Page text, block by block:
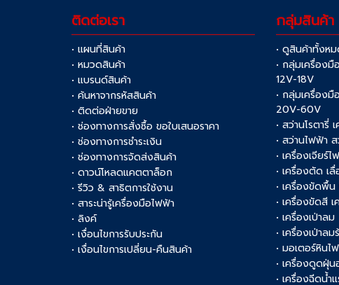
ติดต่อเรา
• แผนที่สินค้า
• หมวดสินค้า
• แบรนด์สินค้า
• ค้นหาจากรหัสสินค้า
• ติดต่อฝ่ายขาย
• ช่องทางการสั่งซื้อ ขอใบเสนอราคา
• ช่องทางการชำระเงิน
• ช่องทางการจัดส่งสินค้า
• ดาวน์โหลดแคตตาล็อก
• รีวิว & สาธิตการใช้งาน
• สาระน่ารู้เครื่องมือไฟฟ้า
• ลิงค์
• เงื่อนไขการรับประกัน
• เงื่อนไขการเปลี่ยน-คืนสินค้า
กลุ่มสินค้า
• ดูสินค้าทั้งห
• กลุ่มเครื่องมื
12V-18V
• กลุ่มเครื่องมื
20V-60V
• สว่านโรตารี่
• สว่านไฟฟ้า
• เครื่องเจียร์ไ
• เครื่องตัด เ
• เครื่องขัดพื้
• เครื่องขัดสี
• เครื่องเป่าลม
• เครื่องเป่าล
• มอเตอร์หินไฟ
• เครื่องดูดฝุ่
• เครื่องฉีดน้